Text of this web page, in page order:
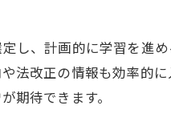
方法
成術
し、計画的に学習を進
法改正の情報も効率的
期待できます。